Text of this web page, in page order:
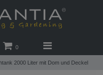
0
2000 Liter mit Dom und Deckel